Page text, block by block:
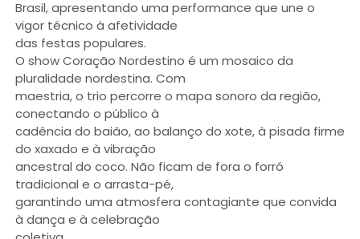
Brasil, apresentando uma performance que une o
vigor técnico à afetividade
das festas populares.
O show Coração Nordestino é um mosaico da
pluralidade nordestina. Com
maestria, o trio percorre o mapa sonoro da região,
conectando o público à
cadência do baião, ao balanço do xote, à pisada firme
do xaxado e à vibração
ancestral do coco. Não ficam de fora o forró
tradicional e o arrasta-pé,
garantindo uma atmosfera contagiante que convida
à dança e à celebração